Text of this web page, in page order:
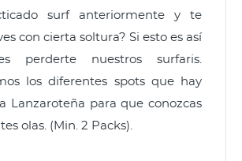
surf anteriormente y te
con cierta soltura? Si esto es así
perderte nuestros surfaris.
los diferentes spots que hay
Lanzaroteña para que conozcas
olas. (Min. 2 Packs).